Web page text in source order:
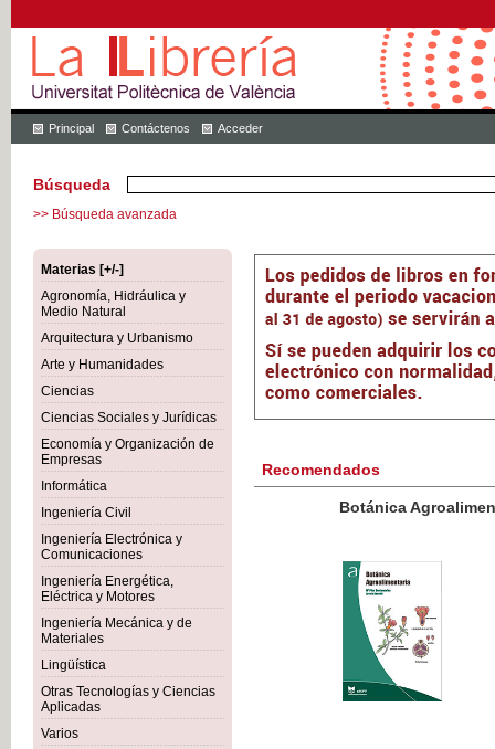
Principal Contáctenos Acceder
Búsqueda
>> Búsqueda avanzada
Materias [+/-]
Agronomía, Hidráulica y
Medio Natural
Arquitectura y Urbanismo
Arte y Humanidades
Ciencias
Ciencias Sociales y Jurídicas
Economía y Organización de
Empresas
Informática
Ingeniería Civil
Ingeniería Electrónica y
Comunicaciones
Ingeniería Energética,
Eléctrica y Motores
Ingeniería Mecánica y de
Materiales
Lingüística
Otras Tecnologías y Ciencias
Aplicadas
Varios
Recomendados
Botánica Agroalimentaria